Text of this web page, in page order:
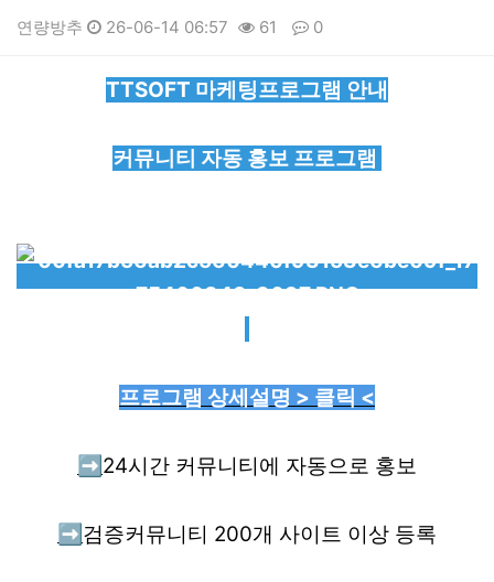
연량방추 26-06-14 06:57 61 0
TTSOFT 마케팅프로그램 안내
커뮤니티 자동 홍보 프로그램
프로그램 상세설명 > 클릭 <
➡️ 24시간 커뮤니티에 자동으로 홍보
➡️ 검증커뮤니티 200개 사이트 이상 등록